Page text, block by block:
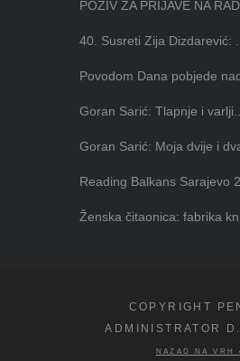
POZIV ZA PRIJAVE NA
40. Susreti Zija Dizdarević: ...
Povodom Dana pobjede nad
Goran Sarić: Tlapnje i varlji...
Goran Sarić: Moja dvije i
Reading Balkans Sarajevo
Ženska čitaonica: fabrika
COPYRIGHT
ADMINISTRATOR
NAZAD NA VRH